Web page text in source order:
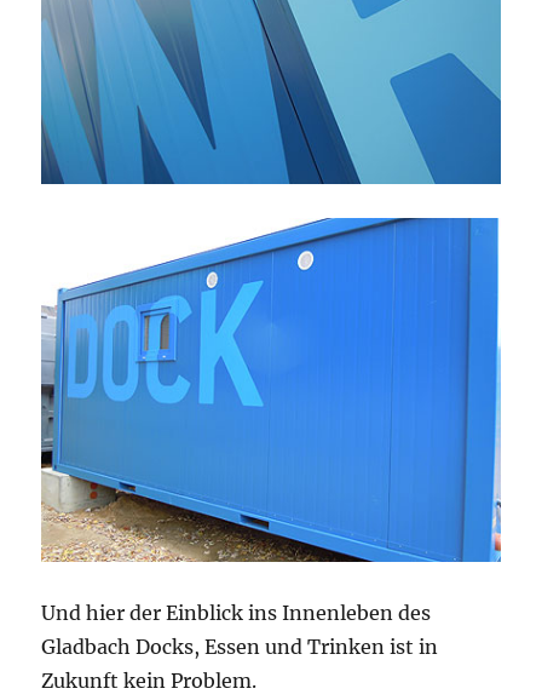
Und hier der Einblick ins Innenleben des
Gladbach Docks, Essen und Trinken ist in
Zukunft kein Problem.